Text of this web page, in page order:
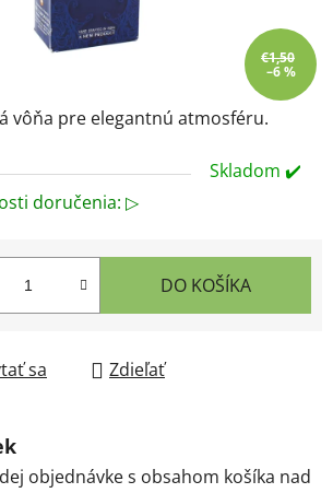
vôňa pre elegantnú atmosféru.
Skladom ✔️
doručenia: ▷
DO KOŠÍKA
sa Zdieľať
€1,50
–6 %
objednávke s obsahom košíka nad